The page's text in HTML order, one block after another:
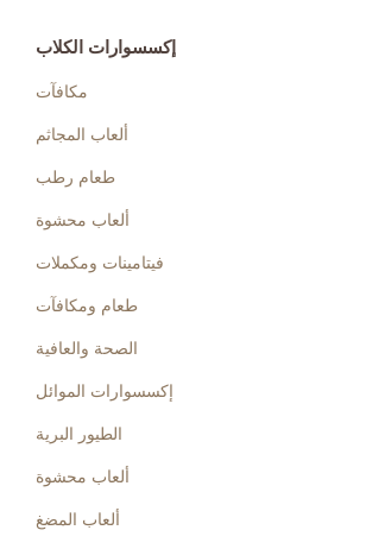
إكسسوارات الكلاب
مكافآت
ألعاب المجاثم
طعام رطب
ألعاب محشوة
فيتامينات ومكملات
طعام ومكافآت
الصحة والعافية
إكسسوارات الموائل
الطيور البرية
ألعاب محشوة
ألعاب المضغ